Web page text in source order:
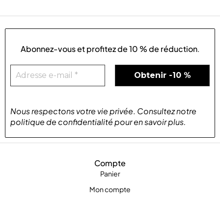
Compte
Panier
Mon compte
Abonnez-vous et profitez de10 % de réduction.
Nous respectons votre vie privée. Consultez notre
politique de confidentialitépouren savoir plus.